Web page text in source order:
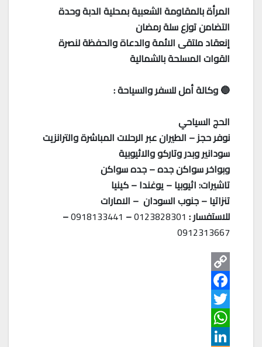
المرأة بالمقاومة الشعبية بمحلية الدبة وحدة
التضامن توزع سلة رمضان
إنعقاد ملتقى الائمة والدعاة والحفظة لنصرة
القوات المسلحة بالشمالية
🔵 وكالة أمل للسفر والسياحة :
الحج السياحي
نوفر حجز – الطيران عبر الرحلات المباشرة والترانزيت
سودانير وبدر وتاركو والاثيوبية
وبواخر سواكن جده – جده سواكن
تاشيرات: اثيوبيا – يوغندا – كينيا
تنزاتيا – جنوب السودان – الامارات
للاستفسار : 0123828301
–
0918133441
–
0912313667
C
o
p
y
F
a
c
T
w
W